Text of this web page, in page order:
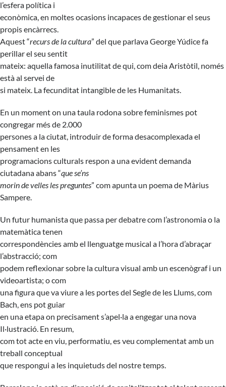
l’esfera política i
econòmica, en moltes ocasions incapaces de gestionar el seus
propis encàrrecs.
Aquest “recurs de la cultura” del que parlava George Yúdice fa
perillar el seu sentit
mateix: aquella famosa inutilitat de qui, com deia Aristòtil, només
està al servei de
si mateix. La fecunditat intangible de les Humanitats.
En un moment on una taula rodona sobre feminismes pot
congregar més de 2.000
persones a la ciutat, introduir de forma desacomplexada el
pensament en les
programacions culturals respon a una evident demanda
ciutadana abans “que se’ns
morin de velles les preguntes” com apunta un poema de Màrius
Sampere.
Un futur humanista que passa per debatre com l’astronomia o la
matemàtica tenen
correspondències amb el llenguatge musical a l’hora d’abraçar
l’abstracció; com
podem reflexionar sobre la cultura visual amb un escenògraf i un
videoartista; o com
una figura que va viure a les portes del Segle de les Llums, com
Bach, ens pot guiar
en una etapa on precisament s’apel·la a engegar una nova
Il·lustració. En resum,
com tot acte en viu, performatiu, es veu complementat amb un
treball conceptual
que respongui a les inquietuds del nostre temps.